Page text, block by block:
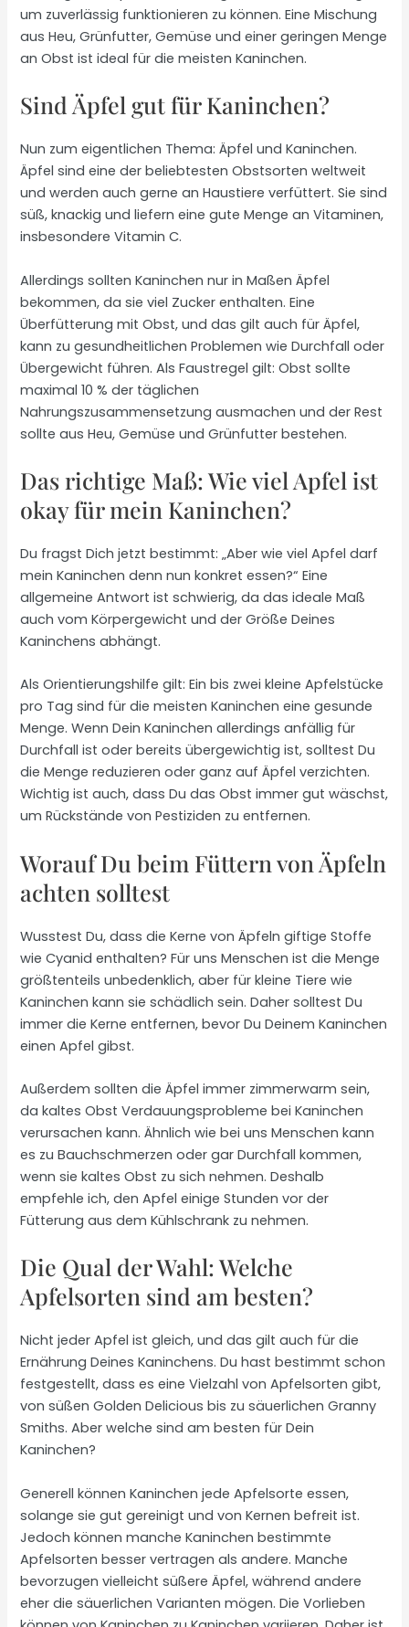
um zuverlässig funktionieren zu können. Eine Mischung
aus Heu, Grünfutter, Gemüse und einer geringen Menge
an Obst ist ideal für die meisten Kaninchen.
Sind Äpfel gut für Kaninchen?
Nun zum eigentlichen Thema: Äpfel und Kaninchen.
Äpfel sind eine der beliebtesten Obstsorten weltweit
und werden auch gerne an Haustiere verfüttert. Sie sind
süß, knackig und liefern eine gute Menge an Vitaminen,
insbesondere Vitamin C.
Allerdings sollten Kaninchen nur in Maßen Äpfel
bekommen, da sie viel Zucker enthalten. Eine
Überfütterung mit Obst, und das gilt auch für Äpfel,
kann zu gesundheitlichen Problemen wie Durchfall oder
Übergewicht führen. Als Faustregel gilt: Obst sollte
maximal 10 % der täglichen
Nahrungszusammensetzung ausmachen und der Rest
sollte aus Heu, Gemüse und Grünfutter bestehen.
Das richtige Maß: Wie viel Apfel ist
okay für mein Kaninchen?
Du fragst Dich jetzt bestimmt: „Aber wie viel Apfel darf
mein Kaninchen denn nun konkret essen?“ Eine
allgemeine Antwort ist schwierig, da das ideale Maß
auch vom Körpergewicht und der Größe Deines
Kaninchens abhängt.
Als Orientierungshilfe gilt: Ein bis zwei kleine Apfelstücke
pro Tag sind für die meisten Kaninchen eine gesunde
Menge. Wenn Dein Kaninchen allerdings anfällig für
Durchfall ist oder bereits übergewichtig ist, solltest Du
die Menge reduzieren oder ganz auf Äpfel verzichten.
Wichtig ist auch, dass Du das Obst immer gut wäschst,
um Rückstände von Pestiziden zu entfernen.
Worauf Du beim Füttern von Äpfeln
achten solltest
Wusstest Du, dass die Kerne von Äpfeln giftige Stoffe
wie Cyanid enthalten? Für uns Menschen ist die Menge
größtenteils unbedenklich, aber für kleine Tiere wie
Kaninchen kann sie schädlich sein. Daher solltest Du
immer die Kerne entfernen, bevor Du Deinem Kaninchen
einen Apfel gibst.
Außerdem sollten die Äpfel immer zimmerwarm sein,
da kaltes Obst Verdauungsprobleme bei Kaninchen
verursachen kann. Ähnlich wie bei uns Menschen kann
es zu Bauchschmerzen oder gar Durchfall kommen,
wenn sie kaltes Obst zu sich nehmen. Deshalb
empfehle ich, den Apfel einige Stunden vor der
Fütterung aus dem Kühlschrank zu nehmen.
Die Qual der Wahl: Welche
Apfelsorten sind am besten?
Nicht jeder Apfel ist gleich, und das gilt auch für die
Ernährung Deines Kaninchens. Du hast bestimmt schon
festgestellt, dass es eine Vielzahl von Apfelsorten gibt,
von süßen Golden Delicious bis zu säuerlichen Granny
Smiths. Aber welche sind am besten für Dein
Kaninchen?
Generell können Kaninchen jede Apfelsorte essen,
solange sie gut gereinigt und von Kernen befreit ist.
Jedoch können manche Kaninchen bestimmte
Apfelsorten besser vertragen als andere. Manche
bevorzugen vielleicht süßere Äpfel, während andere
eher die säuerlichen Varianten mögen. Die Vorlieben